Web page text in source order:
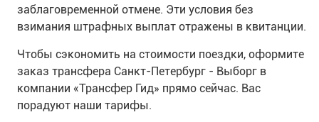
заблаговременной отмене. Эти условия без
взимания штрафных выплат отражены в квитанции.
Чтобы сэкономить на стоимости поездки, оформите
заказ трансфера Санкт-Петербург - Выборг в
компании «Трансфер Гид» прямо сейчас. Вас
порадуют наши тарифы.